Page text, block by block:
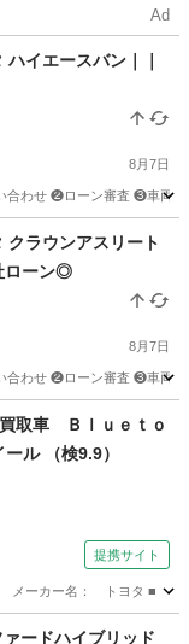
Ad
イエースバン｜｜
8月7日
わせ ❷ローン審査 ❸車両
クラウンアスリート
ローン◎
8月7日
わせ ❷ローン審査 ❸車両
ト取車 Ｂｌｕｅｔｏ
ル （検9.9）
提携サイト
メーカー名： トヨタ ■
ァードハイブリッド